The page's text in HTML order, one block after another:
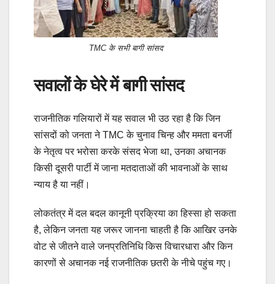
TMC के सभी बागी सांसद
सवालों के घेरे में बागी सांसद
राजनीतिक गलियारों में यह सवाल भी उठ रहा है कि जिन
सांसदों को जनता ने TMC के चुनाव चिन्ह और ममता बनर्जी
के नेतृत्व पर भरोसा करके संसद भेजा था, उनका अचानक
किसी दूसरी पार्टी में जाना मतदाताओं की भावनाओं के साथ
न्याय है या नहीं।
लोकतंत्र में दल बदल कानूनी प्रक्रिया का हिस्सा हो सकता
है, लेकिन जनता यह जरूर जानना चाहती है कि आखिर उनके
वोट से जीतने वाले जनप्रतिनिधि किस विचारधारा और किन
कारणों से अचानक नई राजनीतिक छतरी के नीचे पहुंच गए।